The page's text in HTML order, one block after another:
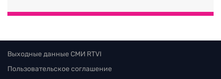
Выходные данные СМИ RTVI
Пользовательское соглашение